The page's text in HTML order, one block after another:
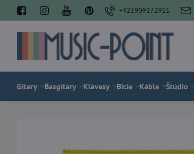
+421909172911
Gitary Basgitary Klávesy Bicie Káble Štúdio